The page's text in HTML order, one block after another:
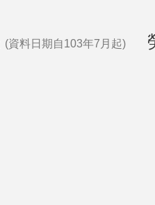
(資料日期自103年7月起)